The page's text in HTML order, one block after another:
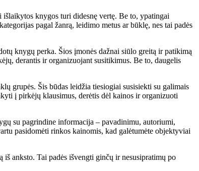
knygos turi didesnę vertę. Be to, ypatingai
pagal žanrą, leidimo metus ar būklę, nes tai padės
knygų perka. Šios įmonės dažnai siūlo greitą ir patikimą
derantis ir organizuojant susitikimus. Be to, daugelis
grupės. Šis būdas leidžia tiesiogiai susisiekti su galimais
į pirkėjų klausimus, derėtis dėl kainos ir organizuoti
su pagrindine informacija – pavadinimu, autoriumi,
pasidomėti rinkos kainomis, kad galėtumėte objektyviai
anksto. Tai padės išvengti ginčų ir nesusipratimų po